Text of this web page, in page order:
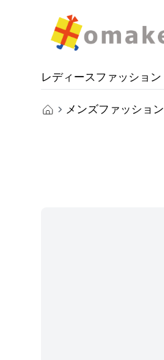
レディースファッション
メンズファッション